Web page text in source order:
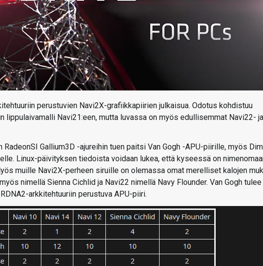
perustuvien Navi2X-grafiikkapiirien julkaisua. Odotus kohdistuu
lippulaivamalli Navi21:een, mutta luvassa on myös edullisemmat Navi22- ja
Gallium3D -ajureihin tuen paitsi Van Gogh -APU-piirille, myös
Linux-päivityksen tiedoista voidaan lukea, että kyseessä on
muille Navi2X-perheen siruille on olemassa omat merelliset kalojen
nimellä Sienna Cichlid ja Navi22 nimellä Navy Flounder. Van Gogh tulee
arkkitehtuuriin perustuva APU-piiri.